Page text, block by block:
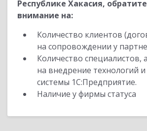
Республике Хакасия, обратите
внимание на:
Количество клиентов
на сопровождении у
Количество специалистов,
на внедрение технологий
системы 1С:Предприятие.
Наличие у фирмы статуса